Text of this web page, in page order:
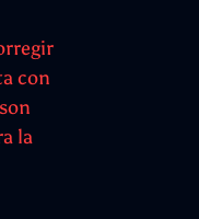
con
la